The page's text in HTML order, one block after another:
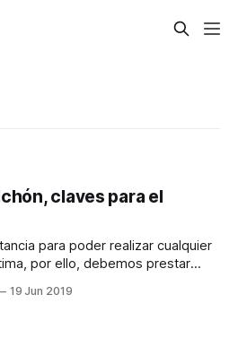
claves para el
para poder realizar cualquier
por ello, debemos prestar
19 Jun 2019